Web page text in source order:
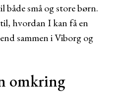
både små og store børn.
hvordan I kan få en
sammen i Viborg og
omkring